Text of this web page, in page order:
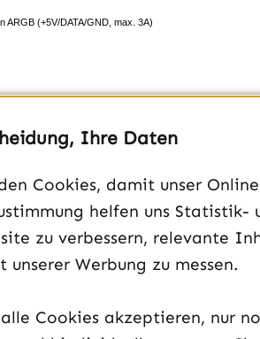
ARGB (+5V/​DATA/​GND, max. 3A)
integriert, White Build-kompatibel (PCB weiß), 3x
Ihre Daten
Cookies, damit unser
helfen uns Statistik-
zu verbessern, relevante
unserer Werbung zu messen.
Cookies akzeptieren, nur